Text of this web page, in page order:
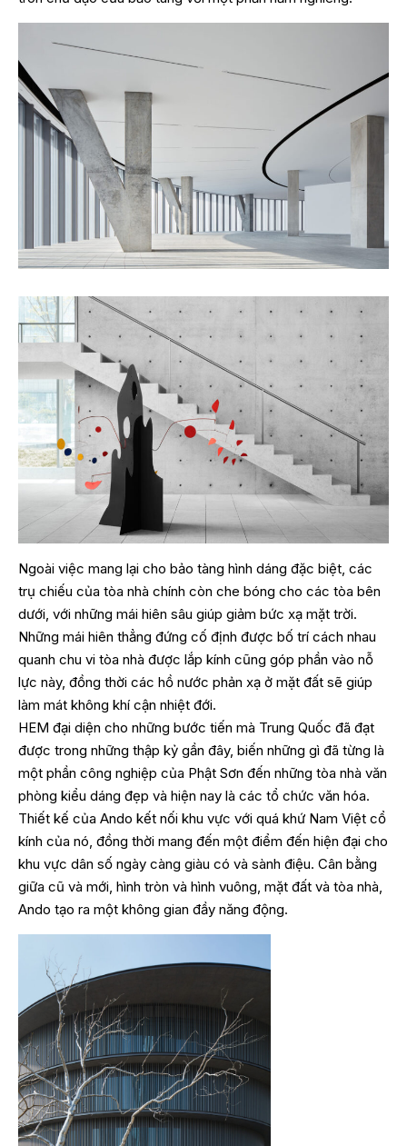
Ngoài việc mang lại cho bảo tàng hình dáng đặc biệt, các
trụ chiếu của tòa nhà chính còn che bóng cho các tòa bên
dưới, với những mái hiên sâu giúp giảm bức xạ mặt trời.
Những mái hiên thẳng đứng cố định được bố trí cách nhau
quanh chu vi tòa nhà được lắp kính cũng góp phần vào nỗ
lực này, đồng thời các hồ nước phản xạ ở mặt đất sẽ giúp
làm mát không khí cận nhiệt đới.
HEM đại diện cho những bước tiến mà Trung Quốc đã đạt
được trong những thập kỷ gần đây, biến những gì đã từng là
một phần công nghiệp của Phật Sơn đến những tòa nhà văn
phòng kiểu dáng đẹp và hiện nay là các tổ chức văn hóa.
Thiết kế của Ando kết nối khu vực với quá khứ Nam Việt cổ
kính của nó, đồng thời mang đến một điểm đến hiện đại cho
khu vực dân số ngày càng giàu có và sành điệu. Cân bằng
giữa cũ và mới, hình tròn và hình vuông, mặt đất và tòa nhà,
Ando tạo ra một không gian đầy năng động.